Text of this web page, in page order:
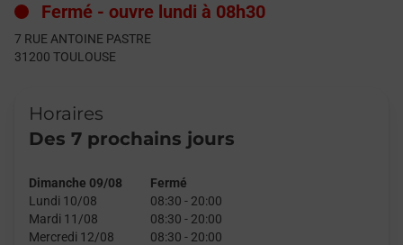
Fermé - ouvre lundi à 08h30
7 RUE ANTOINE PASTRE
31200 TOULOUSE
Horaires
Des 7 prochains jours
Dimanche 09/08
Fermé
Lundi 10/08
08:30 - 20:00
Mardi 11/08
08:30 - 20:00
Mercredi 12/08
08:30 - 20:00